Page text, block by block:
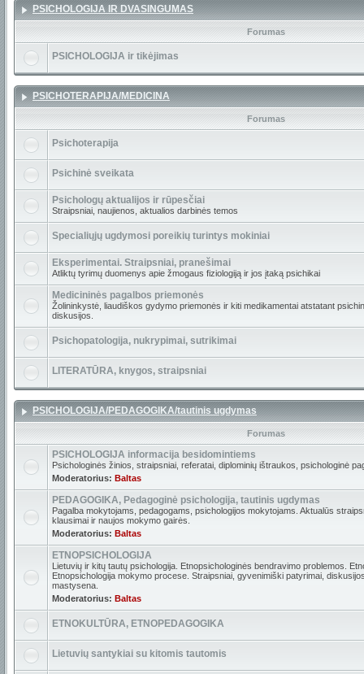
PSICHOLOGIJA IR DVASINGUMAS
Forumas
PSICHOLOGIJA ir tikėjimas
PSICHOTERAPIJA/MEDICINA
Forumas
Psichoterapija
Psichinė sveikata
Psichologų aktualijos ir rūpesčiai
Straipsniai, naujienos, aktualios darbinės temos
Specialiųjų ugdymosi poreikių turintys mokiniai
Eksperimentai. Straipsniai, pranešimai
Atliktų tyrimų duomenys apie žmogaus fiziologiją ir jos įtaką psichikai
Medicininės pagalbos priemonės
Žolininkystė, liaudiškos gydymo priemonės ir kiti medikamentai atstatant
diskusijos.
Psichopatologija, nukrypimai, sutrikimai
LITERATŪRA, knygos, straipsniai
PSICHOLOGIJA/PEDAGOGIKA/tautinis ugdymas
Forumas
PSICHOLOGIJA informacija besidomintiems
Psichologinės žinios, straipsniai, referatai, diplominių ištraukos, psichologinė
Moderatorius: Baltas
PEDAGOGIKA, Pedagoginė psichologija, tautinis ugdymas
Pagalba mokytojams, pedagogams, psichologijos mokytojams. Aktualūs
klausimai ir naujos mokymo gairės.
Moderatorius: Baltas
ETNOPSICHOLOGIJA
Lietuvių ir kitų tautų psichologija. Etnopsichologinės bendravimo problemos.
Etnopsichologija mokymo procese. Straipsniai, gyvenimiški patyrimai,
mastysena.
Moderatorius: Baltas
ETNOKULTŪRA, ETNOPEDAGOGIKA
Lietuvių santykiai su kitomis tautomis